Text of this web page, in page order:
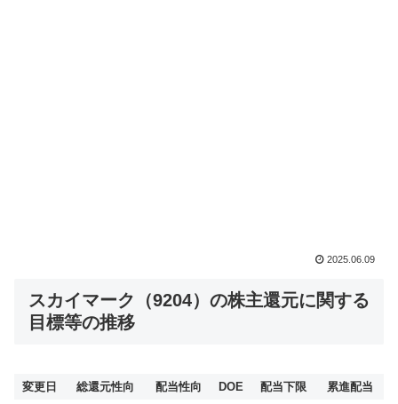
2025.06.09
スカイマーク（9204）の株主還元に関する
目標等の推移
変更日 総還元性向 配当性向 DOE 配当下限
累進配当